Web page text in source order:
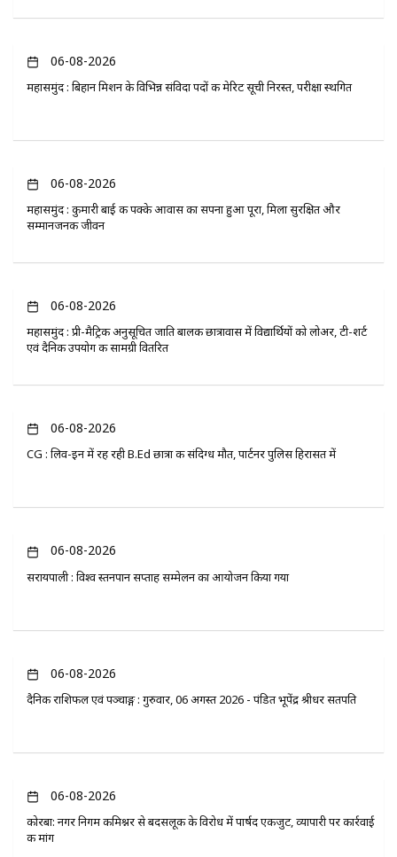
06-08-2026
महासमुंद : बिहान मिशन के विभिन्न संविदा पदों की मेरिट सूची निरस्त, परीक्षा स्थगित
06-08-2026
महासमुंद : कुमारी बाई की पक्के आवास का सपना हुआ पूरा, मिला सुरक्षित और
सम्मानजनक जीवन
06-08-2026
महासमुंद : प्री-मैट्रिक अनुसूचित जाति बालक छात्रावास में विद्यार्थियों को लोअर, टी-शर्ट
एवं दैनिक उपयोग की सामग्री वितरित
06-08-2026
CG : लिव-इन में रह रही B.Ed छात्रा की संदिग्ध मौत, पार्टनर पुलिस हिरासत में
06-08-2026
सरायपाली : विश्व स्तनपान सप्ताह सम्मेलन का आयोजन किया गया
06-08-2026
दैनिक राशिफल एवं पञ्चाङ्ग : गुरुवार, 06 अगस्त 2026 - पंडित भूपेंद्र श्रीधर सतपति
06-08-2026
कोरबा: नगर निगम कमिश्नर से बदसलूकी के विरोध में पार्षद एकजुट, व्यापारी पर कार्रवाई
की मांग